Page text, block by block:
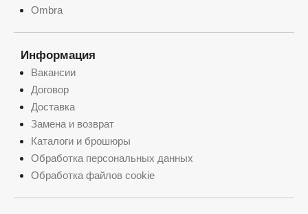
Ombra
Информация
Вакансии
Договор
Доставка
Замена и возврат
Каталоги и брошюры
Обработка персональных данных
Обработка файлов cookie